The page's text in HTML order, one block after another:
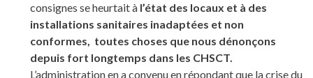
consignes se heurtait à l’état des locaux et à des
installations sanitaires inadaptées et non
conformes, toutes choses que nous dénonçons
depuis fort longtemps dans les CHSCT.
L’administration en a convenu en répondant que la crise du